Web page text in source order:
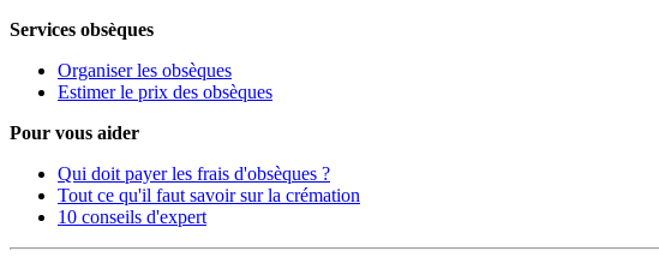
Services obsèques
Organiser les obsèques
Estimer le prix des obsèques
Pour vous aider
Qui doit payer les frais d'obsèques ?
Tout ce qu'il faut savoir sur la crémation
10 conseils d'expert